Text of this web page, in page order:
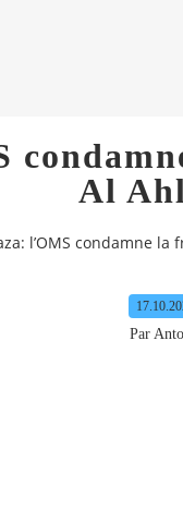
Al
l’OMS condamne
Par